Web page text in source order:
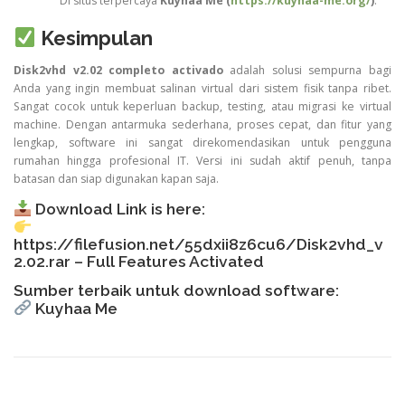
Kesimpulan
Disk2vhd v2.02 completo activadoadalah solusi sempurna bagi
Anda yang ingin membuat salinan virtual dari sistem fisik tanpa ribet.
Sangat cocok untuk keperluan backup, testing, atau migrasi ke virtual
machine. Dengan antarmuka sederhana, proses cepat, dan fitur yang
lengkap, software ini sangat direkomendasikan untuk pengguna
rumahan hingga profesional IT. Versi ini sudah aktif penuh, tanpa
batasan dan siap digunakan kapan saja.
Download Link is here:
https://filefusion.net/55dxii8z6cu6/Disk2vhd_v
2.02.rar – Full Features Activated
Sumber terbaik untuk download software:
Kuyhaa Me